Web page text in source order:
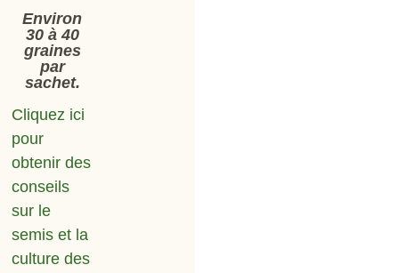
Environ
30 à 40
graines
par
sachet.
Cliquez ici
pour
obtenir des
conseils
sur le
semis et la
culture des